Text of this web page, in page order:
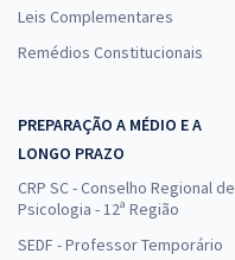
Leis Complementares
Remédios Constitucionais
PREPARAÇÃO A MÉDIO E A
LONGO PRAZO
CRP SC - Conselho Regional de
Psicologia - 12ª Região
SEDF - Professor Temporário